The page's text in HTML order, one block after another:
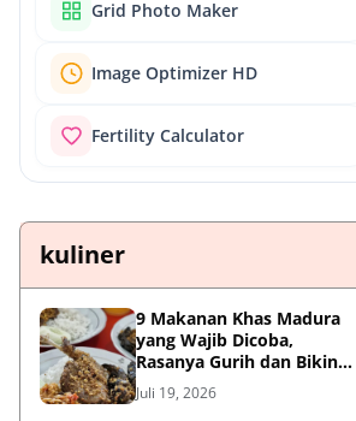
Grid Photo Maker
Image Optimizer HD
Fertility Calculator
kuliner
9 Makanan Khas Madura
yang Wajib Dicoba,
Rasanya Gurih dan Bikin
Nagih
Juli 19, 2026